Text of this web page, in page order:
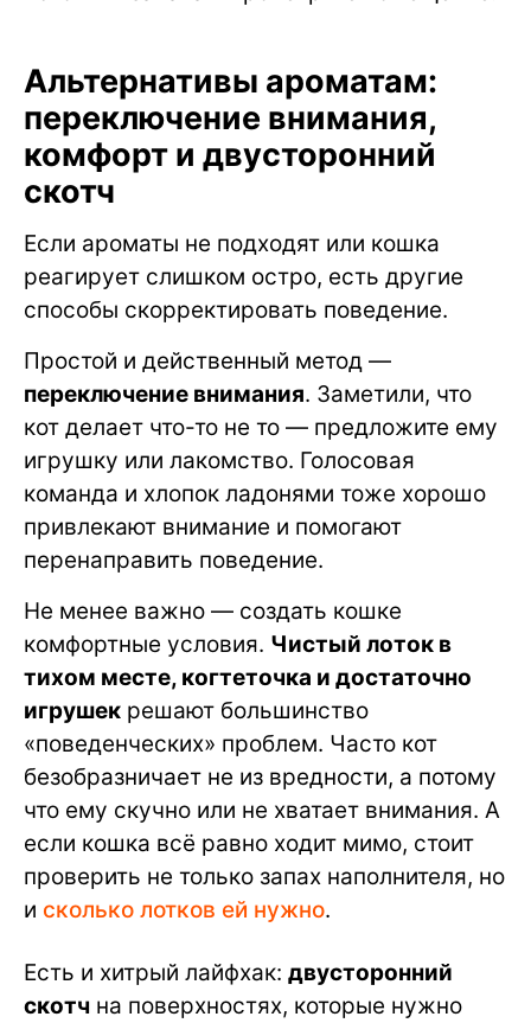
Альтернативы ароматам:
переключение внимания,
комфорт и двусторонний
скотч
Если ароматы не подходят или кошка
реагирует слишком остро, есть другие
способы скорректировать поведение.
Простой и действенный метод —
переключение внимания. Заметили, что
кот делает что-то не то — предложите ему
игрушку или лакомство. Голосовая
команда и хлопок ладонями тоже хорошо
привлекают внимание и помогают
перенаправить поведение.
Не менее важно — создать кошке
комфортные условия. Чистый лоток в
тихом месте, когтеточка и достаточно
игрушек решают большинство
«поведенческих» проблем. Часто кот
безобразничает не из вредности, а потому
что ему скучно или не хватает внимания. А
если кошка всё равно ходит мимо, стоит
проверить не только запах наполнителя, но
и сколько лотков ей нужно.
Есть и хитрый лайфхак: двусторонний
скотч на поверхностях, которые нужно